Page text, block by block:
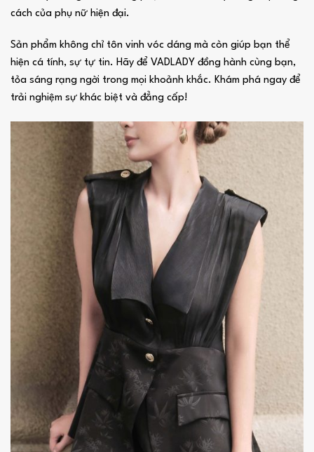
cách của phụ nữ hiện đại.
Sản phẩm không chỉ tôn vinh vóc dáng mà còn giúp bạn thể
hiện cá tính, sự tự tin. Hãy để VADLADY đồng hành cùng bạn,
tỏa sáng rạng ngời trong mọi khoảnh khắc. Khám phá ngay để
trải nghiệm sự khác biệt và đẳng cấp!